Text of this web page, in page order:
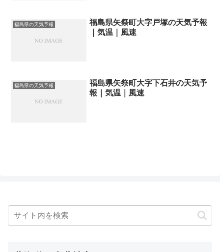
福島県の天気予報
福島県矢祭町大字戸塚の天気予報
｜気温｜風速
福島県の天気予報
福島県矢祭町大字下石井の天気予
報｜気温｜風速